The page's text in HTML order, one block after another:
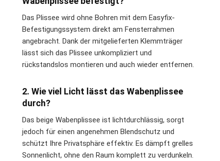
Das Plissee wird ohne Bohren mit dem Easyfix-
Befestigungssystem direkt am Fensterrahmen
angebracht. Dank der mitgelieferten Klemmträger
lässt sich das Plissee unkompliziert und
rückstandslos montieren und auch wieder entfernen.
2. Wie viel Licht lässt das Wabenplissee
durch?
Das beige Wabenplissee ist lichtdurchlässig, sorgt
jedoch für einen angenehmen Blendschutz und
schützt Ihre Privatsphäre effektiv. Es dämpft grelles
Sonnenlicht, ohne den Raum komplett zu verdunkeln.